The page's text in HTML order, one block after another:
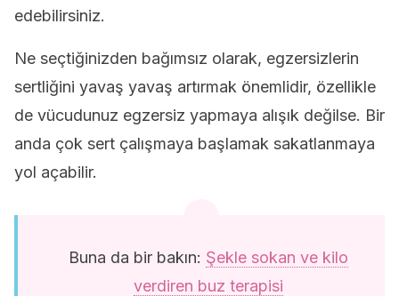
edebilirsiniz.
Ne seçtiğinizden bağımsız olarak, egzersizlerin
sertliğini yavaş yavaş artırmak önemlidir, özellikle
de vücudunuz egzersiz yapmaya alışık değilse. Bir
anda çok sert çalışmaya başlamak sakatlanmaya
yol açabilir.
Buna da bir bakın: Şekle sokan ve kilo
verdiren buz terapisi